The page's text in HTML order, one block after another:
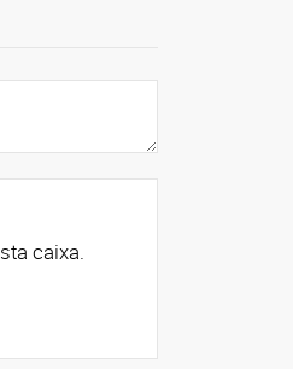
esta caixa.